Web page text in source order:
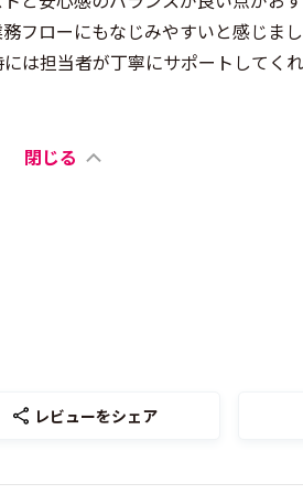
フローにもなじみやすいと感じまし
は担当者が丁寧にサポートしてく
閉じる
レビューをシェア